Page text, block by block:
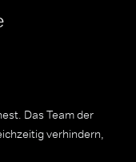
Das Team der
verhindern,